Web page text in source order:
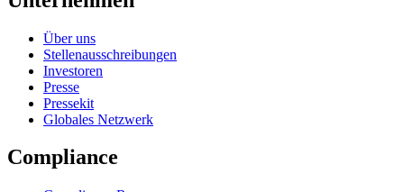
Über uns
Stellenausschreibungen
Investoren
Presse
Pressekit
Globales Netzwerk
Compliance